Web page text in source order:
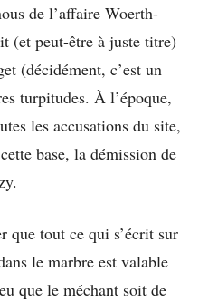
de l’affaire Woerth-
(et peut-être à juste titre)
(décidément, c’est un
turpitudes. À l’époque,
les accusations du site,
base, la démission de
que tout ce qui s’écrit sur
le marbre est valable
que le méchant soit de